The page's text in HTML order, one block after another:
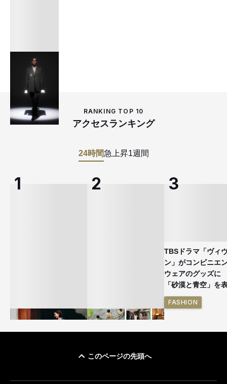
RANKING TOP 10
アクセスランキング
24時間急上昇1週間
TBSドラマ「ヴィ
ン」がコンビニエ
ウェアのグッズ
「砂漠と青空」を
FASHION
このページの先頭へ